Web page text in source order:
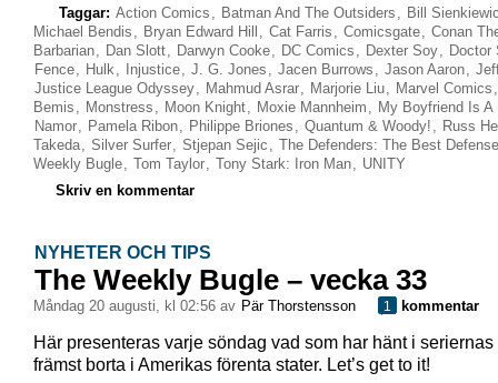
Taggar: Action Comics , Batman And The Outsiders , Bill
Michael Bendis , Bryan Edward Hill , Cat Farris , Comicsgate, Conan
Barbarian, Dan Slott, Darwyn Cooke, DC Comics , Dexter Soy, Doctor
Fence, Hulk, Injustice, J. G. Jones , Jacen Burrows , Jason Aaron,
Justice League Odyssey, Mahmud Asrar, Marjorie Liu, Marvel Comics
Bemis , Monstress , Moon Knight, Moxie Mannheim , My Boyfriend Is A
Namor, Pamela Ribon, Philippe Briones , Quantum & Woody! , Russ
Takeda, Silver Surfer, Stjepan Sejic , The Defenders: The Best Defense
Weekly Bugle, Tom Taylor, Tony Stark: Iron Man, UNITY
Skriv en kommentar
NYHETER OCH TIPS
The Weekly Bugle – vecka 33
måndag 20 augusti, kl 02:56 av Pär Thorstensson 1 kommentar
Här presenteras varje söndag vad som har hänt i seriernas
främst borta i Amerikas förenta stater. Let’s get to it!